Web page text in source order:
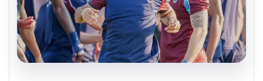
06.08.2026